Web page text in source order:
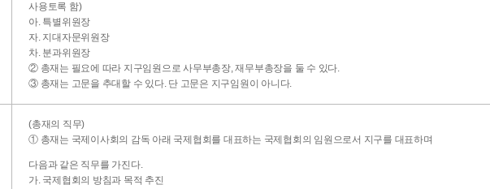
사용토록 함)
아. 특별위원장
자. 지대자문위원장
차. 분과위원장
② 총재는 필요에 따라 지구임원으로 사무부총장, 재무부총장을 둘 수 있다.
③ 총재는 고문을 추대할 수 있다. 단 고문은 지구임원이 아니다.
(총재의 직무)
① 총재는 국제이사회의 감독 아래 국제협회를 대표하는 국제협회의 임원으로서 지구를 대표하며
다음과 같은 직무를 가진다.
가. 국제협회의 방침과 목적 추진